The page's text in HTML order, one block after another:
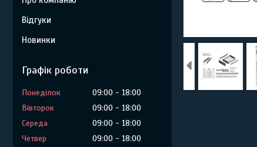
Відгуки
Новинки
Графік роботи
Понеділок 09:00
18:00
Вівторок
09:00
18:00
Середа
09:00
18:00
Четвер
09:00
18:00